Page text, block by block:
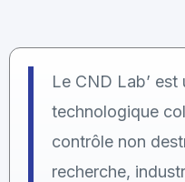
Le CND Lab’
technologique
contrôle non
recherche,